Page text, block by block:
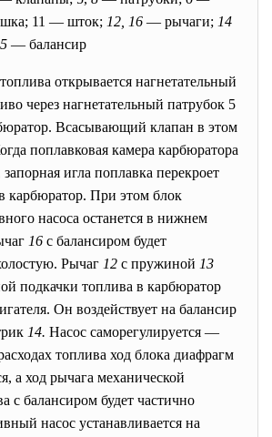
11 — шток; 12, 16 — рычаги; 14
— балансир
открывается нагнетательный
через нагнетательный патрубок 5
Всасывающий клапан в этом
поплавковая камера карбюратора
запорная игла поплавка перекроет
карбюратор. При этом блок
насоса останется в нижнем
16 с балансиром будет
Рычаг 12 с пружиной 13
подкачки топлива в карбюратор
Он воздействует на балансир
14. Насос саморегулируется —
топлива ход блока диафрагм
а ход рычага механической
с балансиром будет частично
насос устанавливается на